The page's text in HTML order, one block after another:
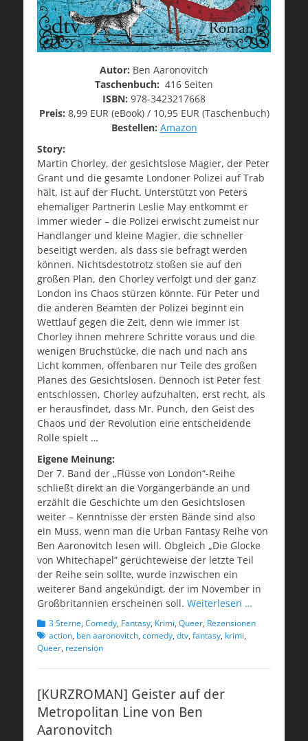
Autor: Ben Aaronovitch
Taschenbuch: 416 Seiten
ISBN: 978-3423217668
Preis: 8,99 EUR (eBook) / 10,95 EUR (Taschenbuch)
Bestellen: Amazon
Story:
Martin Chorley, der gesichtslose Magier, der Peter
Grant und die gesamte Londoner Polizei auf Trab
hält, ist auf der Flucht. Unterstützt von Peters
ehemaliger Partnerin Leslie May entkommt er
immer wieder – die Polizei erwischt zumeist nur
Handlanger und kleine Magier, die schneller
beseitigt werden, als dass sie befragt werden
können. Nichtsdestotrotz stoßen sie auf den
großen Plan, den Chorley verfolgt und der ganz
London ins Chaos stürzen könnte. Für Peter und
die anderen Beamten der Polizei beginnt ein
Wettlauf gegen die Zeit, denn wie immer ist
Chorley ihnen mehrere Schritte voraus und die
wenigen Bruchstücke, die nach und nach ans
Licht kommen, offenbaren nur Teile des großen
Planes des Gesichtslosen. Dennoch ist Peter fest
entschlossen, Chorley aufzuhalten, erst recht, als
er herausfindet, dass Mr. Punch, den Geist des
Chaos und der Revolution eine entscheidende
Rolle spielt …
Eigene Meinung:
Der 7. Band der „Flüsse von London“-Reihe
schließt direkt an die Vorgängerbände an und
erzählt die Geschichte um den Gesichtslosen
weiter – Kenntnisse der ersten Bände sind also
ein Muss, wenn man die Urban Fantasy Reihe von
Ben Aaronovitch lesen will. Obgleich „Die Glocke
von Whitechapel“ gerüchteweise der letzte Teil
der Reihe sein sollte, wurde inzwischen ein
weiterer Band angekündigt, der im November in
Großbritannien erscheinen soll. Weiterlesen …
Kategorien
3 Sterne, Comedy, Fantasy, Krimi, Queer, Rezensionen
action, ben aaronovitch, comedy, dtv, fantasy, krimi,
Queer, rezension
[KURZROMAN] Geister auf der
Metropolitan Line von Ben
Aaronovitch